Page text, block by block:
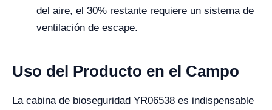
del aire, el 30% restante requiere un sistema de
ventilación de escape.
Uso del Producto en el Campo
La cabina de bioseguridad YR06538 es indispensable